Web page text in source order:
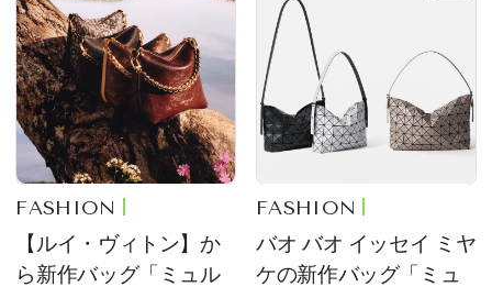
FASHION
【ルイ・ヴィトン】か
ら新作バッグ「ミュル
FASHION
バオ バオ イッセイ ミヤ
ケの新作バッグ「ミュ